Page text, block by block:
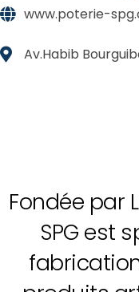
www.poterie-
Av.Habib
Fondée par
SPG est